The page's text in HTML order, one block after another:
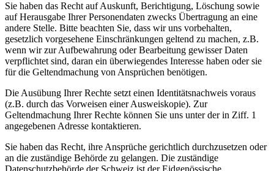
Sie haben das Recht auf Auskunft, Berichtigung, Löschung sowie
auf Herausgabe Ihrer Personendaten zwecks Übertragung an eine
andere Stelle. Bitte beachten Sie, dass wir uns vorbehalten,
gesetzlich vorgesehene Einschränkungen geltend zu machen, z.B.
wenn wir zur Aufbewahrung oder Bearbeitung gewisser Daten
verpflichtet sind, daran ein überwiegendes Interesse haben oder sie
für die Geltendmachung von Ansprüchen benötigen.
Die Ausübung Ihrer Rechte setzt einen Identitätsnachweis voraus
(z.B. durch das Vorweisen einer Ausweiskopie). Zur
Geltendmachung Ihrer Rechte können Sie uns unter der in Ziff. 1
angegebenen Adresse kontaktieren.
Sie haben das Recht, ihre Ansprüche gerichtlich durchzusetzen oder
an die zuständige Behörde zu gelangen. Die zuständige